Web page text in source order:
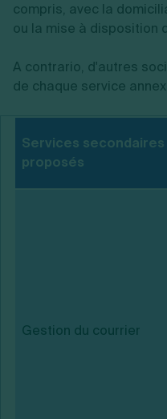
compris, avec la
ou la mise à disposition
A contrario, d'autres
de chaque service
Services secondaires
proposés
Gestion du courrier